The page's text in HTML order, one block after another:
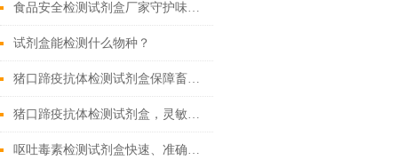
食品安全检测试剂盒厂家守护味蕾的守护者
试剂盒能检测什么物种？
猪口蹄疫抗体检测试剂盒保障畜牧业健康发展的重要工具
猪口蹄疫抗体检测试剂盒，灵敏度高，检测结果稳定可靠
呕吐毒素检测试剂盒快速、准确检测粮食中的有害物质